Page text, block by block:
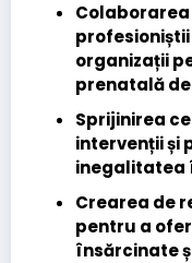
organizații
prenatală
Sprijinirea
intervenții și
inegalitatea
Crearea de
pentru a
însărcinate